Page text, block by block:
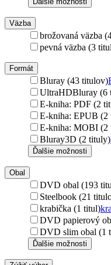
Väzba
brožovaná väzba
pevná väzba (3
Formát
Bluray (43 titulov)
UltraHDBluray (6
E-kniha: PDF (2
E-kniha: EPUB (2
E-kniha: MOBI (2
Bluray3D (2 tituly)
Ďalšie možnosti
Obal
DVD obal (193
Steelbook (21
krabička (1 titul)
DVD papierový
DVD slim obal (1
Ďalšie možnosti